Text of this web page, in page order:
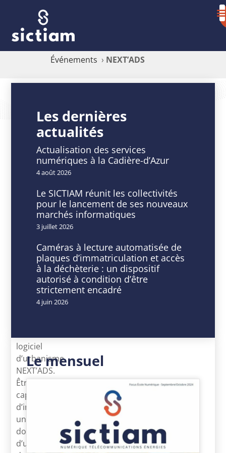
Événements › NEXT’ADS
DATE
16
2024
Expiré!
HEURE
9
00
min
-
16
h
30
Formation
Objectif
logiciel
d’urbanisme
NEXT’ADS.
Être
capable
d’instruire
un
dossier
d’urbanisme
Les dernières
actualités
Actualisation des services
numériques à la Cadière-d’Azur
4 août 2026
Le SICTIAM réunit les collectivités
pour le lancement de ses nouveaux
marchés informatiques
3 juillet 2026
Caméras à lecture automatisée de
plaques d’immatriculation et accès
à la déchèterie : un dispositif
autorisé à condition d’être
strictement encadré
4 juin 2026
Le mensuel